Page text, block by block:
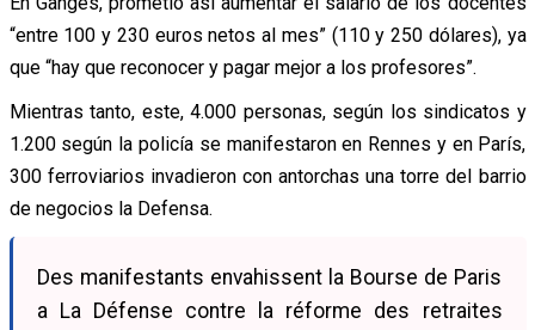
“entre 100 y 230 euros netos al mes” (110 y 250 dólares), ya
que “hay que reconocer y pagar mejor a los profesores”.
Mientras tanto, este, 4.000 personas, según los sindicatos y
1.200 según la policía se manifestaron en Rennes y en París,
300 ferroviarios invadieron con antorchas una torre del barrio
de negocios la Defensa.
Des manifestants envahissent la Bourse de Paris
a La Défense contre la réforme des retraites